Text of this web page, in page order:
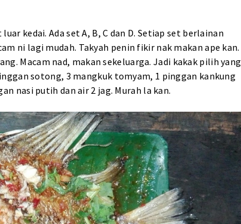
kedai. Ada set A, B, C dan D. Setiap set berlainan
ni lagi mudah. Takyah penin fikir nak makan ape kan.
Macam nad, makan sekeluarga. Jadi kakak pilih yang
sotong, 3 mangkuk tomyam, 1 pinggan kankung
nasi putih dan air 2 jag. Murah la kan.